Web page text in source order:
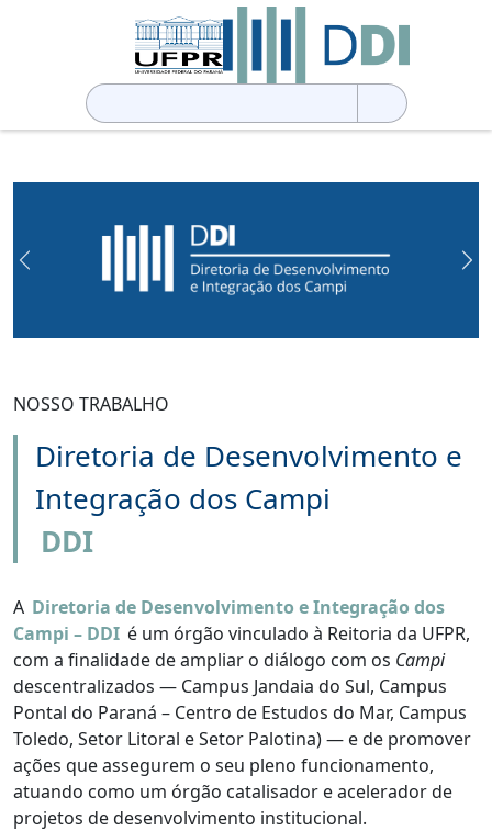
Pesquisar
por:
Previous
NOSSO TRABALHO
Diretoria de Desenvolvimento e
Integração dos Campi
DDI
A Diretoria de Desenvolvimento e Integração dos
Campi – DDI é um órgão vinculado à Reitoria da UFPR,
com a finalidade de ampliar o diálogo com os Campi
descentralizados — Campus Jandaia do Sul, Campus
Pontal do Paraná – Centro de Estudos do Mar, Campus
Toledo, Setor Litoral e Setor Palotina) — e de promover
ações que assegurem o seu pleno funcionamento,
atuando como um órgão catalisador e acelerador de
projetos de desenvolvimento institucional.